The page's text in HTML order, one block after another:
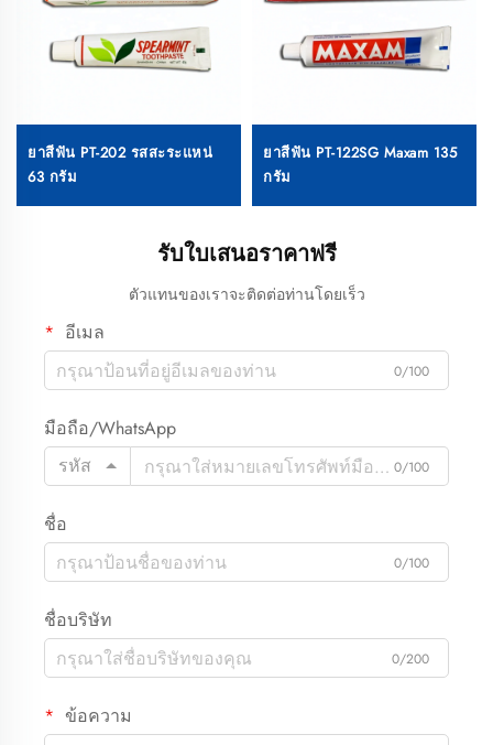
ยาสีฟัน PT-202 รสสะระแหน่
63 กรัม
ยาสีฟัน PT-122SG Maxam 135
กรัม
รับใบเสนอราคาฟรี
ตัวแทนของเราจะติดต่อท่านโดยเร็ว
อีเมล
0/100
มือถือ/WhatsApp
รหัส
0/100
ชื่อ
0/100
ชื่อบริษัท
0/200
ข้อความ